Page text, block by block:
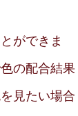
ができま
の配合結果
見たい場合